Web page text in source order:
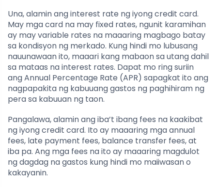
Una, alamin ang interest rate ng iyong credit card.
May mga card na may fixed rates, ngunit karamihan
ay may variable rates na maaaring magbago batay
sa kondisyon ng merkado. Kung hindi mo lubusang
nauunawaan ito, maaari kang mabaon sa utang dahil
sa mataas na interest rates. Dapat mo ring suriin
ang Annual Percentage Rate (APR) sapagkat ito ang
nagpapakita ng kabuuang gastos ng paghihiram ng
pera sa kabuuan ng taon.
Pangalawa, alamin ang iba’t ibang fees na kaakibat
ng iyong credit card. Ito ay maaaring mga annual
fees, late payment fees, balance transfer fees, at
iba pa. Ang mga fees na ito ay maaaring magdulot
ng dagdag na gastos kung hindi mo maiiwasan o
kakayanin.